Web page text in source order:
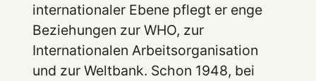
internationaler Ebene pflegt er enge
Beziehungen zur WHO, zur
Internationalen Arbeitsorganisation
und zur Weltbank. Schon 1948, bei